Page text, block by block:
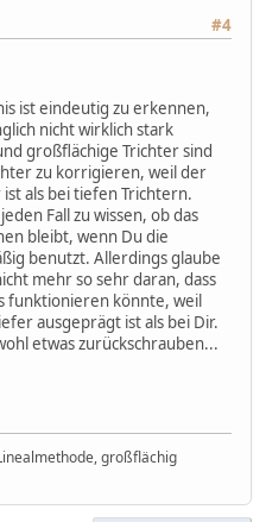
#4
ist eindeutig zu erkennen,
nicht wirklich stark
großflächige Trichter sind
zu korrigieren, weil der
als bei tiefen Trichtern.
Fall zu wissen, ob das
bleibt, wenn Du die
benutzt. Allerdings glaube
mehr so sehr daran, dass
funktionieren könnte, weil
ausgeprägt ist als bei Dir.
etwas zurückschrauben...
großflächig